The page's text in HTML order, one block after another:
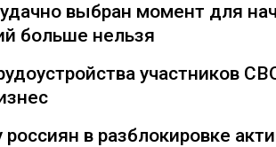
выбран момент для
больше нельзя
участников
в разблокировке